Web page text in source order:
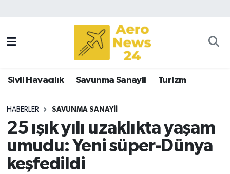
Sivil Havacılık Savunma Sanayii Turizm
HABERLER SAVUNMA SANAYII
25 ışık yılı uzaklıkta yaşam
umudu: Yeni süper-Dünya
keşfedildi